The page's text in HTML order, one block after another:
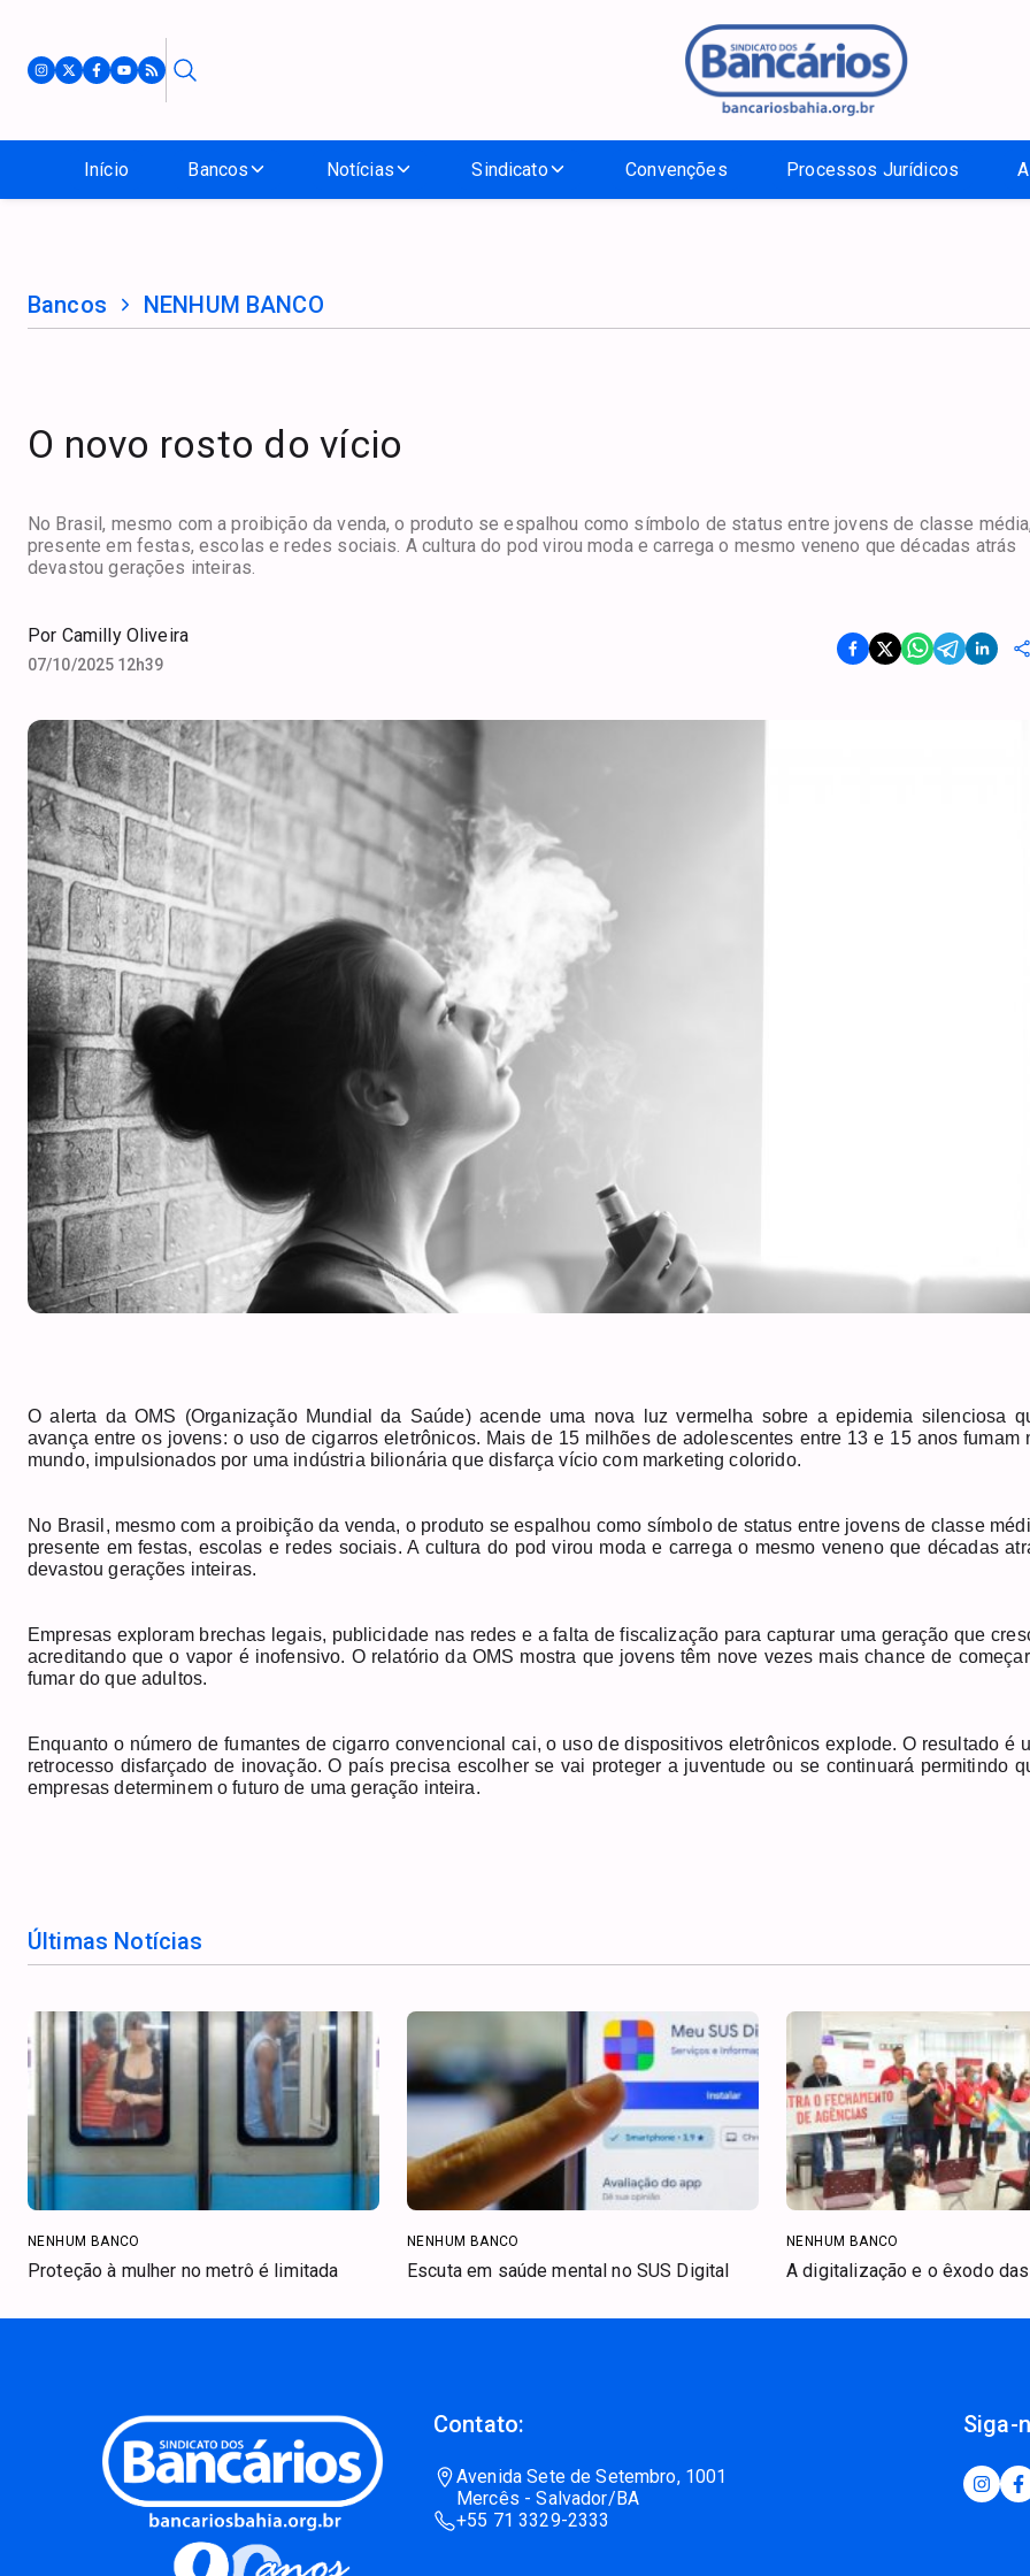
Início Bancos Notícias Sindicato Convenções Processos Jurídicos
Bancos NENHUM BANCO
O novo rosto do vício
No Brasil, mesmo com a proibição da venda, o produto se espalhou como símbolo de status entre jovens de classe média,
presente em festas, escolas e redes sociais. A cultura do pod virou moda e carrega o mesmo veneno que décadas atrás
devastou gerações inteiras.
Por Camilly Oliveira
07/10/2025 12h39
O alerta da OMS (Organização Mundial da Saúde) acende uma nova luz vermelha sobre a epidemia silenciosa
avança entre os jovens: o uso de cigarros eletrônicos. Mais de 15 milhões de adolescentes entre 13 e 15 anos fumam
mundo, impulsionados por uma indústria bilionária que disfarça vício com marketing colorido.
No Brasil, mesmo com a proibição da venda, o produto se espalhou como símbolo de status entre jovens de classe
presente em festas, escolas e redes sociais. A cultura do pod virou moda e carrega o mesmo veneno que décadas
devastou gerações inteiras.
Empresas exploram brechas legais, publicidade nas redes e a falta de fiscalização para capturar uma geração que
acreditando que o vapor é inofensivo. O relatório da OMS mostra que jovens têm nove vezes mais chance de
fumar do que adultos.
Enquanto o número de fumantes de cigarro convencional cai, o uso de dispositivos eletrônicos explode. O resultado é
retrocesso disfarçado de inovação. O país precisa escolher se vai proteger a juventude ou se continuará permitindo
empresas determinem o futuro de uma geração inteira.
Últimas Notícias
NENHUM BANCO
Proteção à mulher no metrô é limitada
NENHUM BANCO
Escuta em saúde mental no SUS Digital
NENHUM BANCO
A digitalização e o êxodo
Contato:
Avenida Sete de Setembro, 1001
Mercês - Salvador/BA
+55 71 3329-2333
Siga-